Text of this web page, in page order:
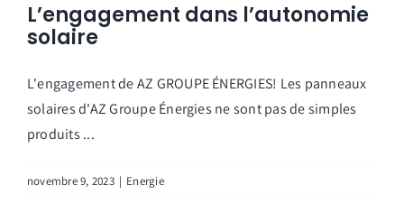
L’engagement dans l’autonomie
solaire
L'engagement de AZ GROUPE ÉNERGIES! Les panneaux
solaires d'AZ Groupe Énergies ne sont pas de simples
produits ...
novembre 9, 2023 | Energie